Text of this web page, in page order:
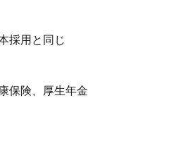
保険、厚生年金